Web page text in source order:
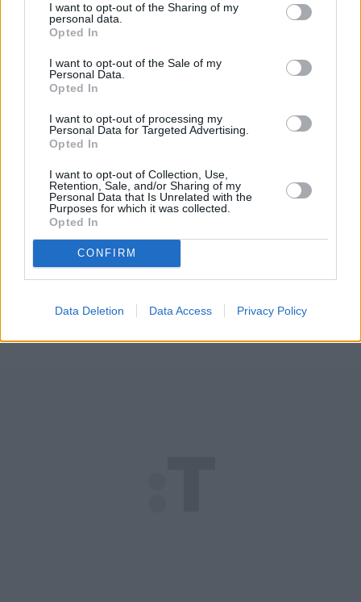
I want to opt-out of the Sharing of my
personal data.
Opted In
I want to opt-out of the Sale of my
Personal Data.
Opted In
I want to opt-out of processing my
Personal Data for Targeted Advertising.
Opted In
I want to opt-out of Collection, Use,
Retention, Sale, and/or Sharing of my
Personal Data that Is Unrelated with the
Purposes for which it was collected.
Opted In
CONFIRM
Data Deletion Data Access Privacy Policy
najbardziej podatne na zranienia miejsca. W
paraliżującej ją bezsilności dostrzeżemy nieustającą
chęć walki.
Smarzowski zdołał w niecałe dwie godziny
namalować tak złożony portret kobiety
, że aż
brakuje mi słów. Ani razu nie obarcza Gośki winą, co
rzadkością – zwłaszcza gdy głos w dyskusji o
przemocy wobec kobiet zabierają mężczyźni.